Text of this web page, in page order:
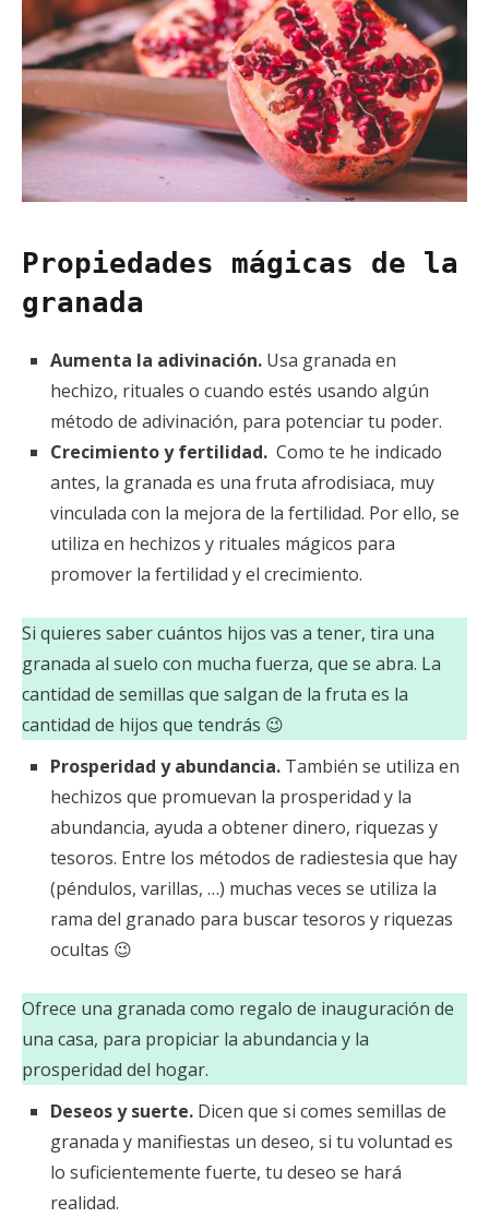
Propiedades mágicas de la
granada
Aumenta la adivinación.Usa granada en
hechizo, rituales o cuando estés usando algún
método de adivinación, para potenciar tu poder.
Crecimiento y fertilidad. Como te he indicado
antes, la granada es una fruta afrodisiaca, muy
vinculada con la mejora de la fertilidad. Por ello, se
utiliza en hechizos y rituales mágicos para
promover la fertilidad y el crecimiento.
Si quieres saber cuántos hijos vas a tener, tira una
granada al suelo con mucha fuerza, que se abra. La
cantidad de semillas que salgan de la fruta es la
cantidad de hijos que tendrás 😉
Prosperidad y abundancia. También se utiliza en
hechizos que promuevan la prosperidad y la
abundancia, ayuda a obtener dinero, riquezas y
tesoros. Entre los métodos de radiestesia que hay
(péndulos, varillas, …) muchas veces se utiliza la
rama del granado para buscar tesoros y riquezas
ocultas 😉
Ofrece una granada como regalo de inauguración de
una casa, para propiciar la abundancia y la
prosperidad del hogar.
Deseos y suerte.Dicen que si comes semillas de
granada y manifiestas un deseo, si tu voluntad es
lo suficientemente fuerte, tu deseo se hará
realidad.